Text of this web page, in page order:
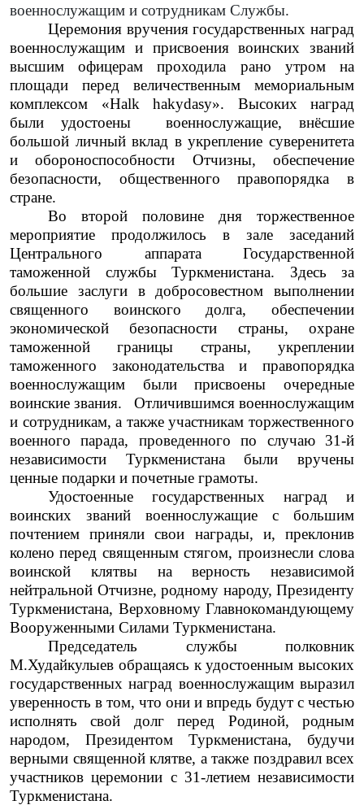
военнослужащим и сотрудникам Службы.
Церемония вручения государственных наград
военнослужащим и присвоения воинских званий
высшим офицерам
проходила рано утром на
площади перед величественным мемориальным
комплексом «Halk hakydasy». Высоких наград
были удостоены
военнослужащие, внёсшие
большой личный вклад в укрепление суверенитета
и обороноспособности Отчизны, обеспечение
безопасности, общественного правопорядка в
стране.
Во второй половине дня торжественное
мероприятие продолжилось в зале заседаний
Центрального аппарата Государственной
таможенной службы Туркменистана. Здесь за
большие заслуги в добросовестном выполнении
священного воинского долга, обеспечении
экономической безопасности страны, охране
таможенной границы страны, укреплении
таможенного законодательства и правопорядка
военнослужащим были присвоены очередные
воинские звания.
Отличившимся военнослужащим
и сотрудникам, а также участникам торжественного
военного парада, проведенного по случаю 31-й
независимости Туркменистана были вручены
ценные подарки и почетные грамоты.
Удостоенные государственных наград и
воинских званий военнослужащие с большим
почтением приняли свои награды, и, преклонив
колено перед священным стягом, произнесли слова
воинской клятвы на верность независимой
нейтральной Отчизне, родному народу, Президенту
Туркменистана, Верховному Главнокомандующему
Вооруженными Силами Туркменистана.
Председатель службы полковник
М.Худайкулыев обращаясь к удостоенным высоких
государственных наград военнослужащим выразил
уверенность в том, что они и впредь будут с честью
исполнять свой долг перед Родиной, родным
народом, Президентом Туркменистана, будучи
верными священной клятве, а также поздравил всех
участников церемонии с 31-летием независимости
Туркменистана.